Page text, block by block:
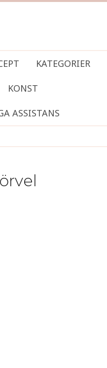
KATEGORIER
KONST
ASSISTANS